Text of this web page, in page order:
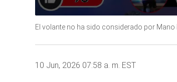
seconds
1
secondsVolume
El volante no ha sido considerado por
10 Jun, 2026 07:58 a. m. EST